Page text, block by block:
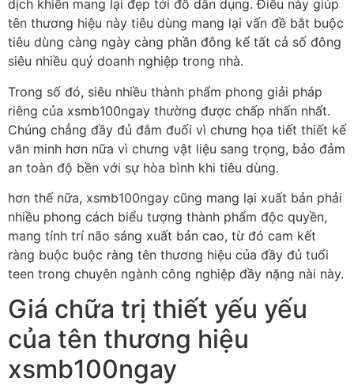
dịch khiến mang lại đẹp tới đồ dân dụng. Điều này giúp
tên thương hiệu này tiêu dùng mang lại vấn đề bắt buộc
tiêu dùng càng ngày càng phần đông kể tất cả số đông
siêu nhiều quý doanh nghiệp trong nhà.
Trong số đó, siêu nhiều thành phẩm phong giải pháp
riêng của xsmb100ngay thường được chấp nhấn nhất.
Chúng chẳng đầy đủ đắm đuối vì chưng họa tiết thiết kế
văn minh hơn nữa vì chưng vật liệu sang trọng, bảo đảm
an toàn độ bền với sự hòa bình khi tiêu dùng.
hơn thế nữa, xsmb100ngay cũng mang lại xuất bản phải
nhiều phong cách biểu tượng thành phẩm độc quyền,
mang tính trí não sáng xuất bản cao, từ đó cam kết
ràng buộc buộc ràng tên thương hiệu của đầy đủ tuổi
teen trong chuyên ngành công nghiệp đầy nặng nài này.
Giá chữa trị thiết yếu yếu
của tên thương hiệu
xsmb100ngay